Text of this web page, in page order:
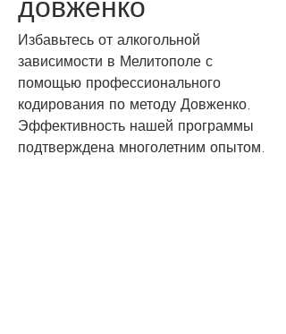
Избавьтесь от алкогольной
зависимости в Мелитополе с
помощью профессионального
кодирования по методу Довженко.
Эффективность нашей программы
подтверждена многолетним опытом.